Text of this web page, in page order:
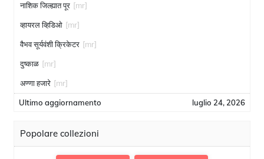
नाशिक जिल्ह्यात पूर [mr]
व्हायरल व्हिडिओ [mr]
वैभव सूर्यवंशी क्रिकेटर [mr]
दुष्काळ [mr]
अण्णा हजारे [mr]
Ultimo aggiornamento luglio 24, 2026
Popolare collezioni